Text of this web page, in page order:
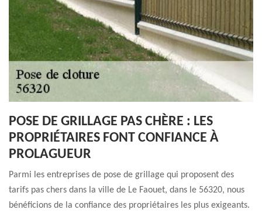
POSE DE GRILLAGE PAS CHÈRE : LES
PROPRIÉTAIRES FONT CONFIANCE À
PROLAGUEUR
Parmi les entreprises de pose de grillage qui proposent des
tarifs pas chers dans la ville de Le Faouet, dans le 56320, nous
bénéficions de la confiance des propriétaires les plus exigeants.